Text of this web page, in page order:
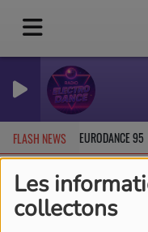
Les
collectons
FLASH NEWS EURODANCE 95